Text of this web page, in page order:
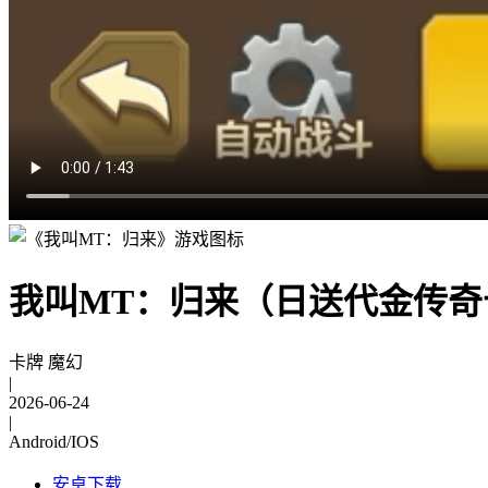
我叫MT：归来（日送代金传
卡牌 魔幻
|
2026-06-24
|
Android/IOS
安卓下载